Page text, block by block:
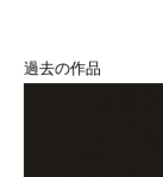
過去の作品